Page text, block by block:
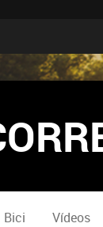
Bici Vídeos